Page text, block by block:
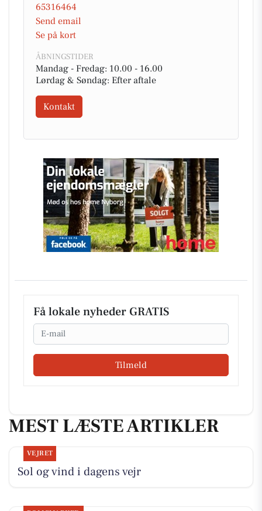
65316464
Send email
Se på kort
ÅBNINGSTIDER
Mandag - Fredag: 10.00 - 16.00
Lørdag & Søndag: Efter aftale
Kontakt
Få lokale nyheder GRATIS
Email
Tilmeld
MEST LÆSTE ARTIKLER
VEJRET
Sol og vind i dagens vejr